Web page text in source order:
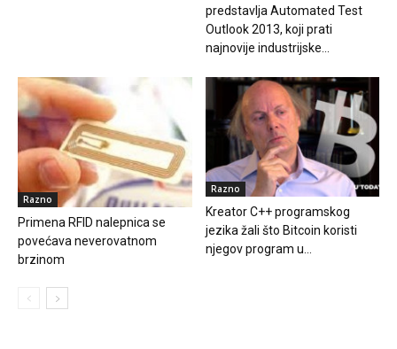
predstavlja Automated Test
Outlook 2013, koji prati
najnovije industrijske...
Razno
Primena RFID nalepnica se
povećava neverovatnom
brzinom
Razno
Kreator C++ programskog
jezika žali što Bitcoin koristi
njegov program u...